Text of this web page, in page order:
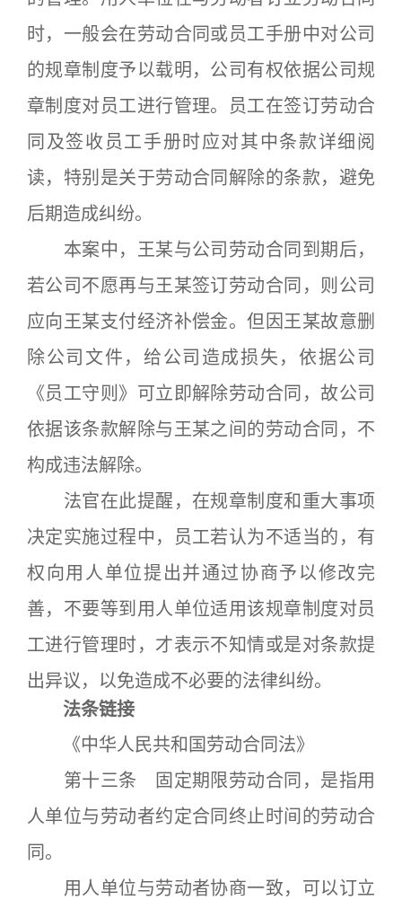
时，一般会在劳动合同或员工手册中对公司
的规章制度予以载明，公司有权依据公司规
章制度对员工进行管理。员工在签订劳动合
同及签收员工手册时应对其中条款详细阅
读，特别是关于劳动合同解除的条款，避免
后期造成纠纷。
本案中，王某与公司劳动合同到期后，
若公司不愿再与王某签订劳动合同，则公司
应向王某支付经济补偿金。但因王某故意删
除公司文件，给公司造成损失，依据公司
《员工守则》可立即解除劳动合同，故公司
依据该条款解除与王某之间的劳动合同，不
构成违法解除。
法官在此提醒，在规章制度和重大事项
决定实施过程中，员工若认为不适当的，有
权向用人单位提出并通过协商予以修改完
善，不要等到用人单位适用该规章制度对员
工进行管理时，才表示不知情或是对条款提
出异议，以免造成不必要的法律纠纷。
法条链接
《中华人民共和国劳动合同法》
第十三条 固定期限劳动合同，是指用
人单位与劳动者约定合同终止时间的劳动合
同。
用人单位与劳动者协商一致，可以订立